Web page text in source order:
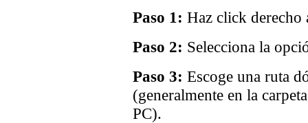
Paso 1: Haz click derecho
Paso 2: Selecciona la
Paso 3: Escoge una ruta
(generalmente en la
PC).